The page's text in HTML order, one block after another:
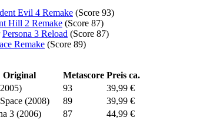
Evil 4 Remake (Score 93)
Hill 2 Remake (Score 87)
Persona 3 Reload (Score 87)
Remake (Score 89)
Original Metascore Preis ca.
93
39,99 €
(2008) 89
39,99 €
3 (2006) 87
44,99 €